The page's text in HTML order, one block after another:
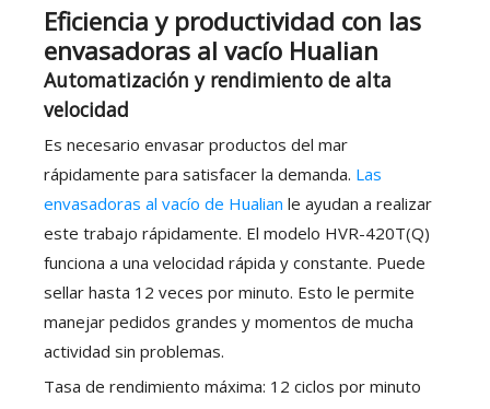
Eficiencia y productividad con las
envasadoras al vacío Hualian
Automatización y rendimiento de alta
velocidad
Es necesario envasar productos del mar
rápidamente para satisfacer la demanda. Las
envasadoras al vacío de Hualian le ayudan a realizar
este trabajo rápidamente. El modelo HVR-420T(Q)
funciona a una velocidad rápida y constante. Puede
sellar hasta 12 veces por minuto. Esto le permite
manejar pedidos grandes y momentos de mucha
actividad sin problemas.
Tasa de rendimiento máxima: 12 ciclos por minuto